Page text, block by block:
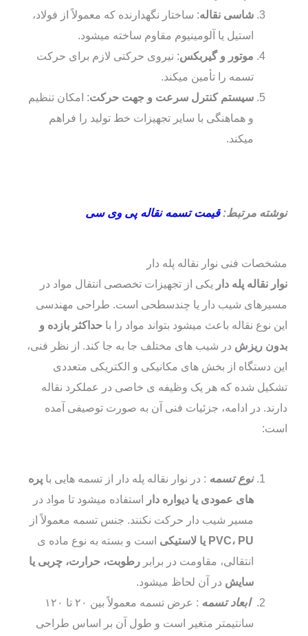
شاسی نقاله: ساختار نگهدارنده که معمولاً از فولاد،
استیل یا آلومینیوم مقاوم ساخته میشود.
موتور و گیربکس: نیروی حرکتی لازم برای حرکت
تسمه را تأمین میکند.
سیستم کنترل سرعت و جهت حرکت: امکان تنظیم
و هماهنگی با سایر تجهیزات خط تولید را فراهم
میکند.
نوشته مرتبط:قیمت تسمه نقاله پی وی سی
مشخصات فنی نوار نقاله پله‌ دار
نوار نقاله پله‌ دار یکی از تجهیزات تخصصی انتقال مواد در
مسیرهای شیب‌ دار یا چندسطحی است. طراحی مهندسی
این نوع نقاله باعث میشود بتواند مواد را با حداکثر بازده و
بدون ریزش در شیب‌ های مختلف جا به‌ جا کند. از نظر فنی،
این دستگاه از بخش‌ های مکانیکی و الکتریکی متعددی
تشکیل شده که هر یک وظیفه‌ ی خاصی در عملکرد نقاله
دارند. در ادامه، جزئیات فنی آن به‌ صورت توصیفی آمده
است:
نوع تسمه : در نوار نقاله پله‌ دار از تسمه‌ هایی باپره‌
های عمودی یا دیواره‌ دار استفاده میشود تا مواد در
مسیر شیب‌ دار حرکت نکنند. جنس تسمه معمولاً از
PVC، PU یا لاستیکی
است و بسته به نوع ماده‌ ی
انتقالی، مقاومت در برابررطوبت، حرارت، چربی یا
سایش در آن لحاظ میشود.
ابعاد تسمه
: عرض تسمه معمولاً بین ۲۰ تا ۱۲۰
سانتیمتر متغیر است و طول آن بر اساس طراحی